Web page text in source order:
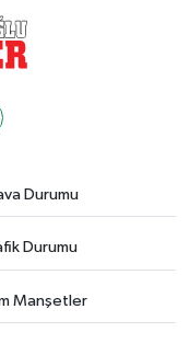
Durumu
Durumu
Manşetler